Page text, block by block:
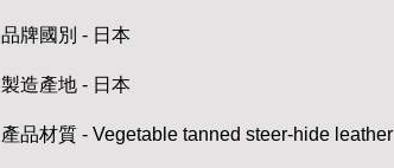
品牌國別 - 日本
製造產地 - 日本
產品材質 - Vegetable tanned steer-hide leather